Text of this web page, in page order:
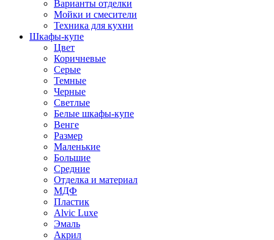
Варианты отделки
Мойки и смесители
Техника для кухни
Шкафы-купе
Цвет
Коричневые
Серые
Темные
Черные
Светлые
Белые шкафы-купе
Венге
Размер
Маленькие
Большие
Средние
Отделка и материал
МДФ
Пластик
Alvic Luxe
Эмаль
Акрил